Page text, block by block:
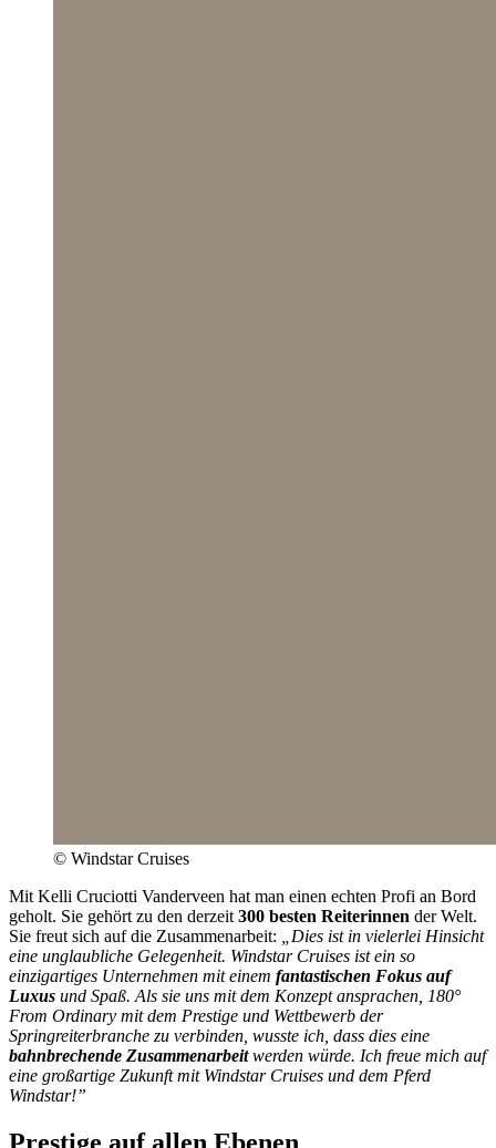
© Windstar Cruises
Mit Kelli Cruciotti Vanderveen hat man einen echten Profi an Bord
geholt. Sie gehört zu den derzeit 300 besten Reiterinnen der Welt.
Sie freut sich auf die Zusammenarbeit:
„Dies ist in vielerlei Hinsicht
eine unglaubliche Gelegenheit. Windstar Cruises ist ein so
einzigartiges Unternehmen mit einem fantastischen Fokus auf
Luxus und Spaß. Als sie uns mit dem Konzept ansprachen, 180°
From Ordinary mit dem Prestige und Wettbewerb der
Springreiterbranche zu verbinden, wusste ich, dass dies eine
bahnbrechende Zusammenarbeitwerden würde. Ich freue mich auf
eine großartige Zukunft mit Windstar Cruises und dem Pferd
Windstar!”